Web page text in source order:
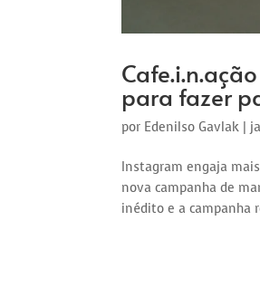
para fazer
por Edenilso Gavlak |
Instagram engaja
nova campanha de
inédito e a campanha